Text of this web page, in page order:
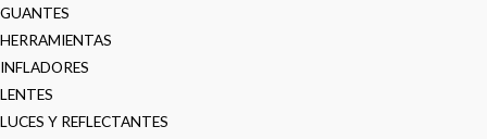
GUANTES
HERRAMIENTAS
INFLADORES
LENTES
LUCES Y REFLECTANTES